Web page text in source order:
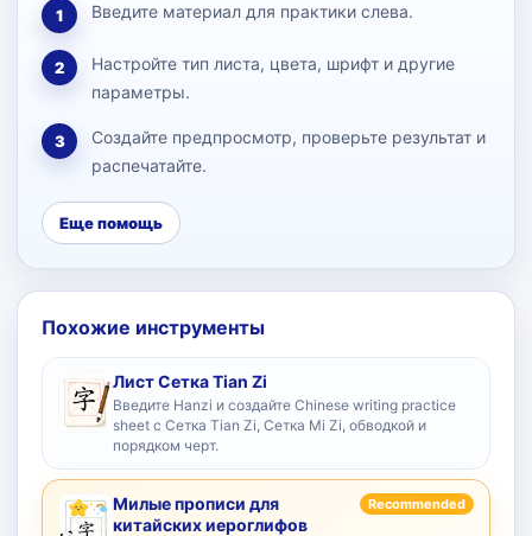
1 Введите материал для практики слева.
2
Настройте тип листа, цвета, шрифт и другие
параметры.
3
Создайте предпросмотр, проверьте результат и
распечатайте.
Еще помощь
Похожие инструменты
Лист Сетка Tian Zi
Введите Hanzi и создайте Chinese writing practice
sheet с Сетка Tian Zi, Сетка Mi Zi, обводкой и
порядком черт.
Милые прописи для
китайских иероглифов
Recommended